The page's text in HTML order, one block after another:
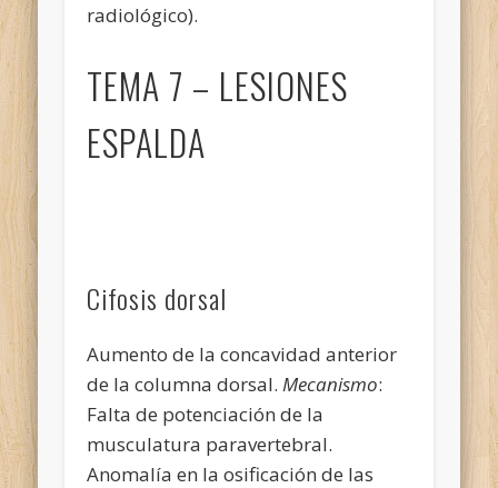
radiológico).
TEMA 7 – LESIONES
ESPALDA
Cifosis dorsal
Aumento de la concavidad anterior
de la columna dorsal.Mecanismo:
Falta de potenciación de la
musculatura paravertebral.
Anomalía en la osificación de las